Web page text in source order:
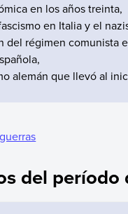
en los años treinta,
en Italia y el
del régimen comunista
alemán que llevó al
del período